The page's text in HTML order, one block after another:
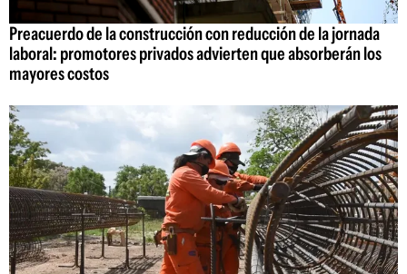
Preacuerdo de la construcción con reducción de la jornada
laboral: promotores privados advierten que absorberán los
mayores costos